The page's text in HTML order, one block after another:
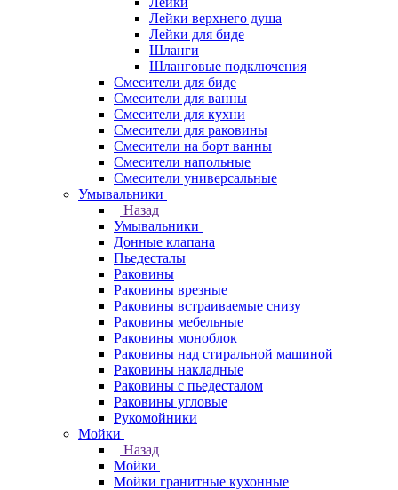
Лейки верхнего душа
Лейки для биде
Шланги
Шланговые подключения
Смесители для биде
Смесители для ванны
Смесители для кухни
Смесители для раковины
Смесители на борт ванны
Смесители напольные
Смесители универсальные
Умывальники
Назад
Умывальники
Донные клапана
Пьедесталы
Раковины
Раковины врезные
Раковины встраиваемые снизу
Раковины мебельные
Раковины моноблок
Раковины над стиральной машиной
Раковины накладные
Раковины с пьедесталом
Раковины угловые
Рукомойники
Мойки
Назад
Мойки
Мойки гранитные кухонные